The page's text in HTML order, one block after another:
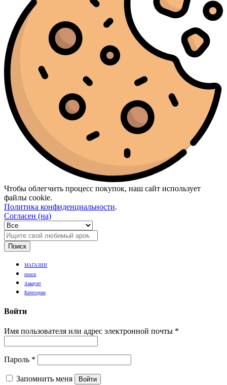
Чтобы облегчить процесс покупок, наш сайт использует
файлы cookie.
Политика конфиденциальности.
Согласен (на)
Поиск
МАГАЗИН
поиск
Аккаунт
Категории
Войти
Имя пользователя или адрес электронной почты *
Пароль *
Запомнить меня Войти